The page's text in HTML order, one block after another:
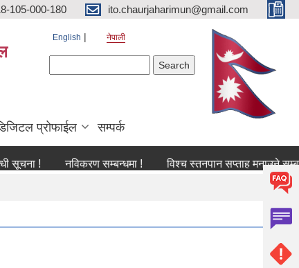
105-000-180 ito.chaurjaharimun@gmail.com
English नेपाली
प्रोफाईल सम्पर्क
नविकरण सम्बन्धमा ! विश्च स्तनपान सप्ताह मनाउने सम्बन्धी